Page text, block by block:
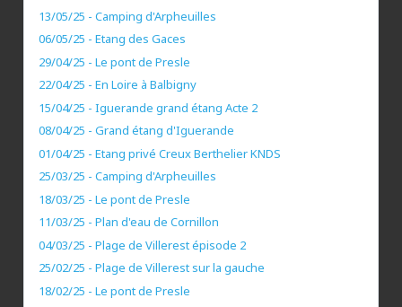
13/05/25 - Camping d'Arpheuilles
06/05/25 - Etang des Gaces
29/04/25 - Le pont de Presle
22/04/25 - En Loire à Balbigny
15/04/25 - Iguerande grand étang Acte 2
08/04/25 - Grand étang d'Iguerande
01/04/25 - Etang privé Creux Berthelier KNDS
25/03/25 - Camping d'Arpheuilles
18/03/25 - Le pont de Presle
11/03/25 - Plan d'eau de Cornillon
04/03/25 - Plage de Villerest épisode 2
25/02/25 - Plage de Villerest sur la gauche
18/02/25 - Le pont de Presle